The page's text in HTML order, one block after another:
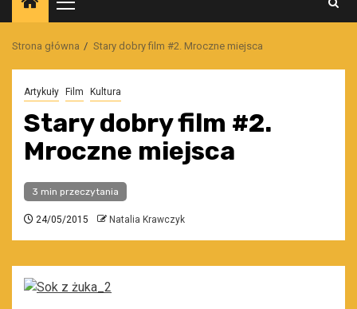
Menu
główne
Strona główna Stary dobry film #2. Mroczne miejsca
Artykuły Film Kultura
Stary dobry film #2.
Mroczne miejsca
3 min przeczytania
24/05/2015 Natalia Krawczyk